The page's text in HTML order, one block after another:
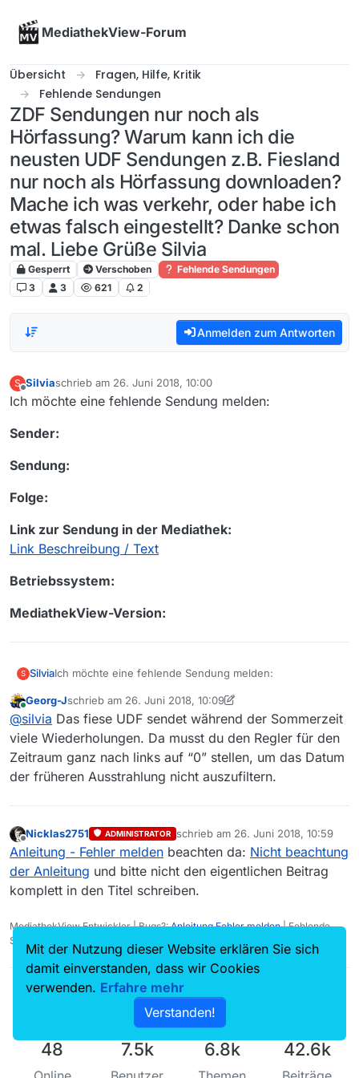
MediathekView-Forum
Übersicht
Fragen, Hilfe, Kritik
Fehlende Sendungen
ZDF Sendungen nur noch als
Hörfassung? Warum kann ich die
neusten UDF Sendungen z.B. Fiesland
nur noch als Hörfassung downloaden?
Mache ich was verkehr, oder habe ich
etwas falsch eingestellt? Danke schon
mal. Liebe Grüße Silvia
Gesperrt Verschoben
Fehlende Sendungen
3
3 621 2
Anmelden zum Antworten
S
Offline
Silviaschrieb am 26. Juni 2018, 10:00
zuletzt editiert von
Ich möchte eine fehlende Sendung melden:
Sender:
Sendung:
Folge:
Link zur Sendung in der Mediathek:
Link Beschreibung / Text
Betriebssystem:
MediathekView-Version:
S SilviaIch möchte eine fehlende Sendung melden:
Sender:
Sendung:
Folge:
Betriebssystem:
MediathekView-Version:
Online
Georg-Jschrieb am 26. Juni 2018, 10:09
zuletzt editiert von Georg-J
@silvia Das fiese UDF sendet während der Sommerzeit
viele Wiederholungen. Da musst du den Regler für den
Zeitraum ganz nach links auf “0” stellen, um das Datum
der früheren Ausstrahlung nicht auszufiltern.
Offline
Nicklas2751 ADMINISTRATOR schrieb am 26. Juni 2018, 10:59
zuletzt editiert von
Anleitung - Fehler melden beachten da: Nicht beachtung
der Anleitung und bitte nicht den eigentlichen Beitrag
komplett in den Titel schreiben.
MediathekView Entwickler | Bugs?:Anleitung Fehler melden| Fehlende
Sendungen?:
48 7.5k 6.8k 42.6k
Mit der Nutzung dieser Website erklären Sie sich
damit einverstanden, dass wir Cookies
verwenden. Erfahre mehr
Verstanden!